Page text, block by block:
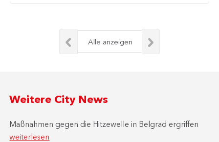
Alle anzeigen
Weitere City News
Maßnahmen gegen die Hitzewelle in Belgrad ergriffen
weiterlesen